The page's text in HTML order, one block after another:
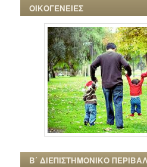
ΟΙΚΟΓΕΝΕΙΕΣ
Β΄ ΔΙΕΠΙΣΤΗΜΟΝΙΚΟ